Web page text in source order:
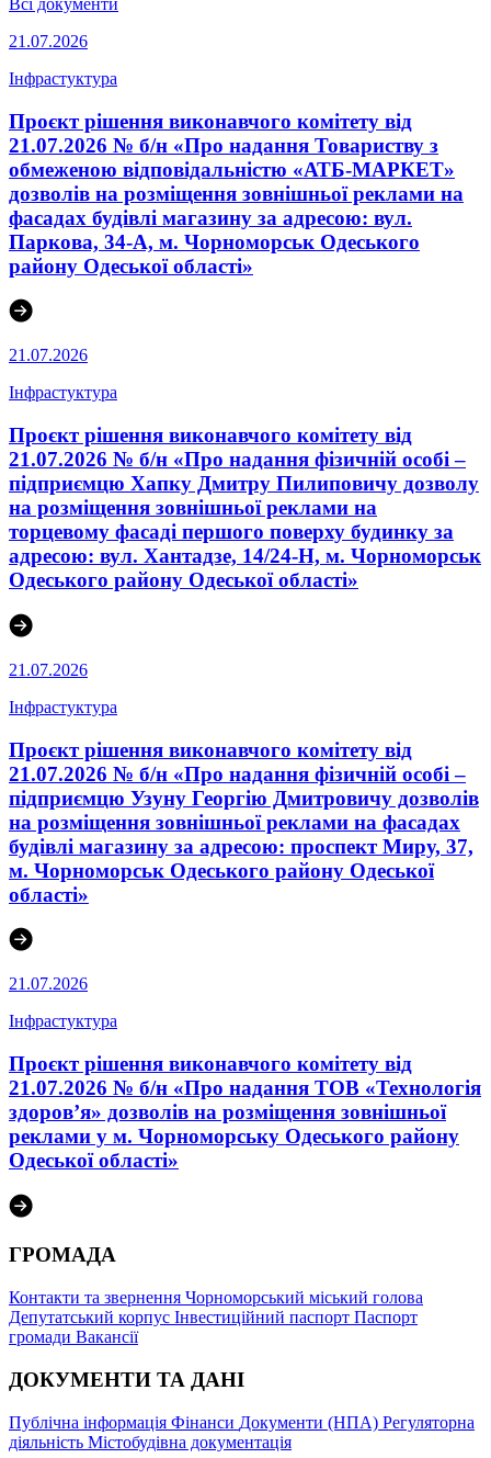
Всі документи
21.07.2026
Інфрастуктура
Проєкт рішення виконавчого комітету від
21.07.2026 № б/н «Про надання Товариству з
обмеженою відповідальністю «АТБ-МАРКЕТ»
дозволів на розміщення зовнішньої реклами на
фасадах будівлі магазину за адресою: вул.
Паркова, 34-А, м. Чорноморськ Одеського
району Одеської області»
21.07.2026
Інфрастуктура
Проєкт рішення виконавчого комітету від
21.07.2026 № б/н «Про надання фізичній особі –
підприємцю Хапку Дмитру Пилиповичу дозволу
на розміщення зовнішньої реклами на
торцевому фасаді першого поверху будинку за
адресою: вул. Хантадзе, 14/24-Н, м. Чорноморськ
Одеського району Одеської області»
21.07.2026
Інфрастуктура
Проєкт рішення виконавчого комітету від
21.07.2026 № б/н «Про надання фізичній особі –
підприємцю Узуну Георгію Дмитровичу дозволів
на розміщення зовнішньої реклами на фасадах
будівлі магазину за адресою: проспект Миру, 37,
м. Чорноморськ Одеського району Одеської
області»
21.07.2026
Інфрастуктура
Проєкт рішення виконавчого комітету від
21.07.2026 № б/н «Про надання ТОВ «Технологія
здоров’я» дозволів на розміщення зовнішньої
реклами у м. Чорноморську Одеського району
Одеської області»
ГРОМАДА
Контакти та звернення Чорноморський міський голова
Депутатський корпус Інвестиційний паспорт Паспорт
громади Вакансії
ДОКУМЕНТИ ТА ДАНІ
Публічна інформація Фінанси Документи (НПА) Регуляторна
діяльність Містобудівна документація